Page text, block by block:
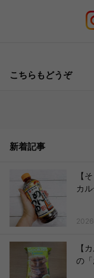
こちらもどうぞ
新着記事
【
カ
2026
【
の